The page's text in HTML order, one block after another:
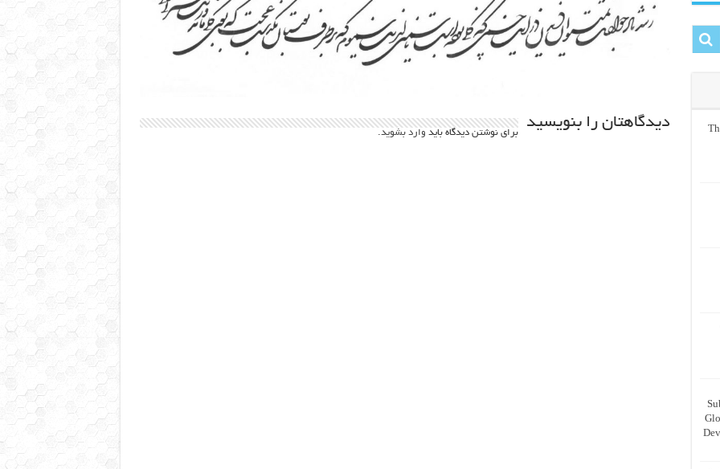
دیدگاهتان را بنویسید
برای نوشتن دیدگاه باید وارد بشوید.